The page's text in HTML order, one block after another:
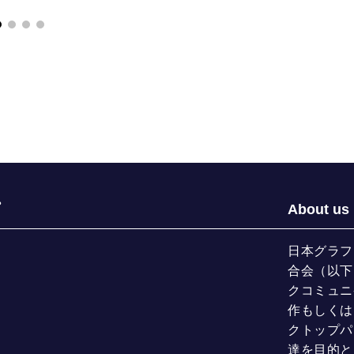
About us
日本グラ
合会（以
クコミュ
作もしく
クトップ
達を目的